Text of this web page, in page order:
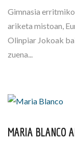
Gimnasia
ariketa mistoan,
Olinpiar Jokoak
zuena...
MARIA BLANCO